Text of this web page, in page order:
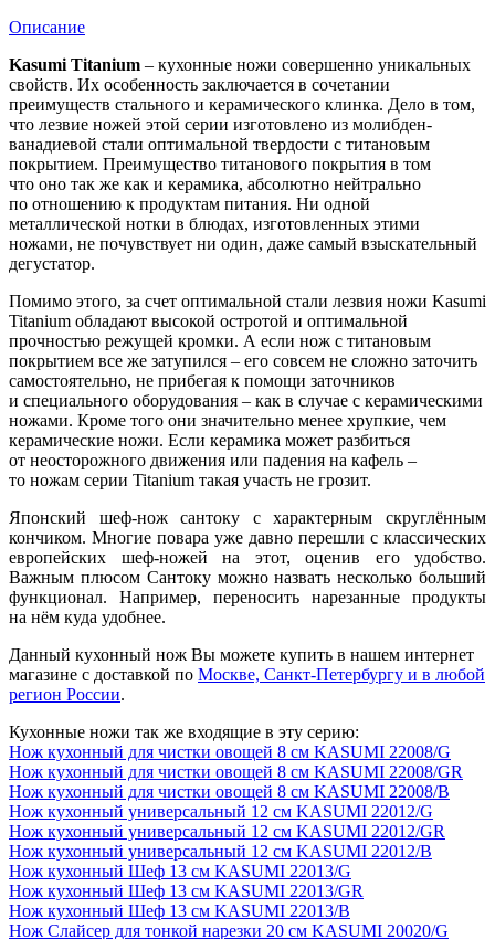
Описание
Kasumi Titanium – кухонные ножи совершенно уникальных
свойств. Их особенность заключается в сочетании
преимуществ стального и керамического клинка. Дело в том,
что лезвие ножей этой серии изготовлено из молибден-
ванадиевой стали оптимальной твердости с титановым
покрытием. Преимущество титанового покрытия в том
что оно так же как и керамика, абсолютно нейтрально
по отношению к продуктам питания. Ни одной
металлической нотки в блюдах, изготовленных этими
ножами, не почувствует ни один, даже самый взыскательный
дегустатор.
Помимо этого, за счет оптимальной стали лезвия ножи Kasumi
Titanium обладают высокой остротой и оптимальной
прочностью режущей кромки. А если нож с титановым
покрытием все же затупился – его совсем не сложно заточить
самостоятельно, не прибегая к помощи заточников
и специального оборудования – как в случае с керамическими
ножами. Кроме того они значительно менее хрупкие, чем
керамические ножи. Если керамика может разбиться
от неосторожного движения или падения на кафель –
то ножам серии Titanium такая участь не грозит.
Японский шеф-нож сантоку с характерным скруглённым
кончиком. Многие повара уже давно перешли с классических
европейских шеф-ножей на этот, оценив его удобство.
Важным плюсом Сантоку можно назвать несколько больший
функционал. Например, переносить нарезанные продукты
на нём куда удобнее.
Данный кухонный нож Вы можете купить в нашем интернет
магазине с доставкой по Москве, Санкт-Петербургу и в любой
регион России.
Кухонные ножи так же входящие в эту серию:
Нож кухонный для чистки овощей 8 см KASUMI 22008/G
Нож кухонный для чистки овощей 8 см KASUMI 22008/GR
Нож кухонный для чистки овощей 8 см KASUMI 22008/B
Нож кухонный универсальный 12 см KASUMI 22012/G
Нож кухонный универсальный 12 см KASUMI 22012/GR
Нож кухонный универсальный 12 см KASUMI 22012/B
Нож кухонный Шеф 13 см KASUMI 22013/G
Нож кухонный Шеф 13 см KASUMI 22013/GR
Нож кухонный Шеф 13 см KASUMI 22013/B
Нож Слайсер для тонкой нарезки 20 см KASUMI 20020/G